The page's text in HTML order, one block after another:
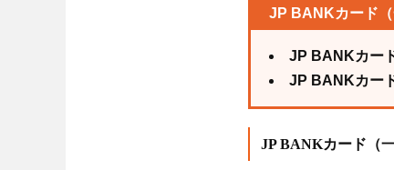
正確な情報
信用情報を
JP BANKカード
JP BANKカー
JP BANKカー
JP BANKカード（